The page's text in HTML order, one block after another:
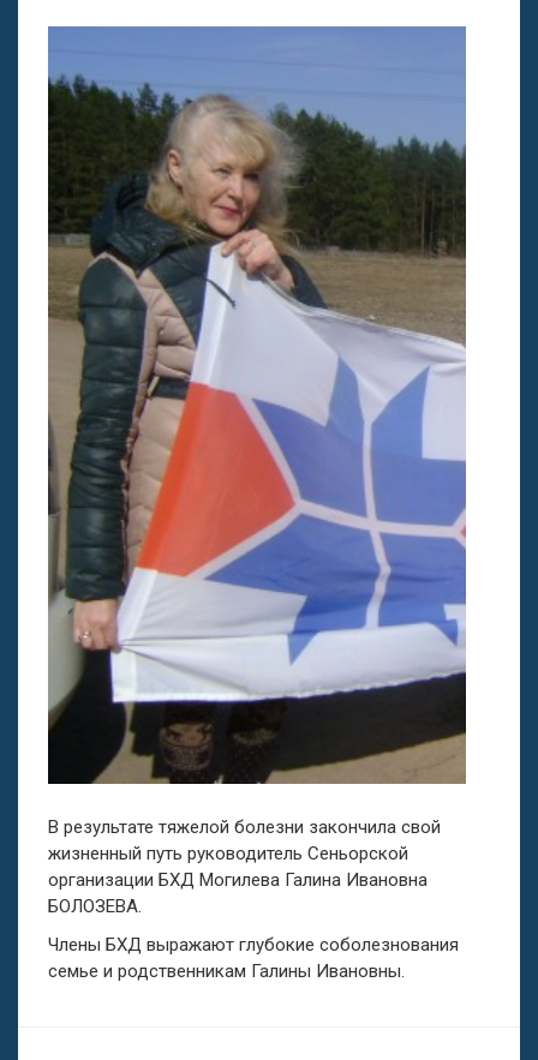
В результате тяжелой болезни закончила свой
жизненный путь руководитель Сеньорской
организации БХД Могилева Галина Ивановна
БОЛОЗЕВА.
Члены БХД выражают глубокие соболезнования
семье и родственникам Галины Ивановны.